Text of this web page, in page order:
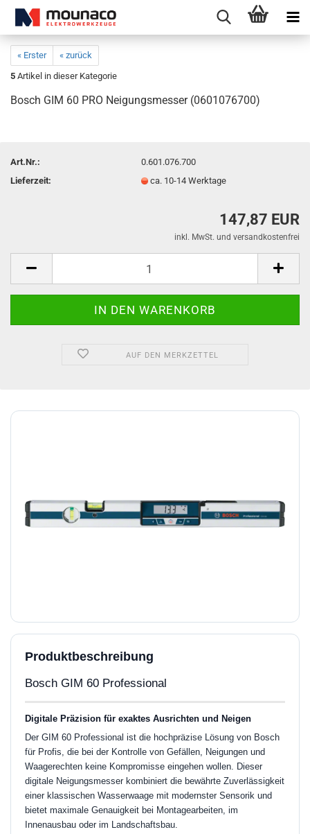
« Erster
« zurück
5 Artikel in dieser Kategorie
Bosch GIM 60 PRO Neigungsmesser (0601076700)
Art.Nr.:
0.601.076.700
Lieferzeit:
ca. 10-14 Werktage
147,87 EUR
AUF DEN MERKZETTEL
Produktbeschreibung
Bosch GIM 60 Professional
Digitale Präzision für exaktes Ausrichten und Neigen
Der GIM 60 Professional ist die hochpräzise Lösung von Bosch
für Profis, die bei der Kontrolle von Gefällen, Neigungen und
Waagerechten keine Kompromisse eingehen wollen. Dieser
digitale Neigungsmesser kombiniert die bewährte Zuverlässigkeit
einer klassischen Wasserwaage mit modernster Sensorik und
bietet maximale Genauigkeit bei Montagearbeiten, im
Innenausbau oder im Landschaftsbau.